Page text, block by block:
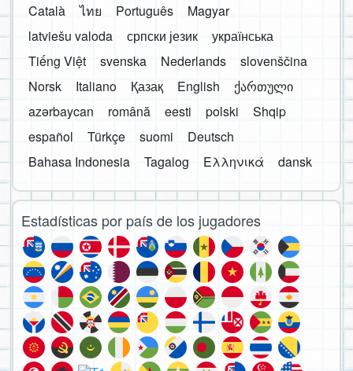
Català
ไทย Português
Magyar
latviešu valoda
српски језик
українська
Tiếng Việt
svenska Nederlands
slovenščina
Norsk
Italiano Қазақ English
ქართული
azərbaycan
română eesti polski
Shqip
español
Türkçe suomi
Deutsch
Bahasa Indonesia
Tagalog Ελληνικά dansk
Estadísticas por país de los jugadores